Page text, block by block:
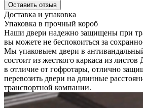
Оставить отзыв
Доставка и упаковка
Упаковка в прочный короб
Наши двери надежно защищены при
вы можете не беспокоиться за
Мы упаковыем двери в
состоит из жесткого каркаса из
в отличие от гофротары, отлично
перевозить двери на длинные
транспортной компании.